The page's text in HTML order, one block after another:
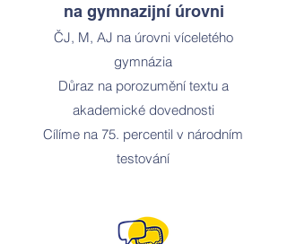
na gymnazijní úrovni
ČJ, M, AJ na úrovni víceletého
gymnázia
Důraz na porozumění textu a
akademické dovednosti
Cílíme na 75. percentil v národním
testování